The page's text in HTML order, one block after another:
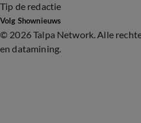
Tip de redactie
Volg Shownieuws
© 2026 Talpa Network. Alle
en datamining.